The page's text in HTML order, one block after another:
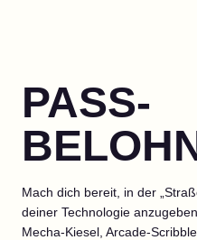
PASS-
Mach dich bereit, in der
deiner Technologie
Mecha-Kiesel, Arcade-